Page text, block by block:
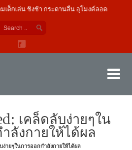
กเล่น ชิงช้า กระดานลื่น อุโมงค์ลอด
เคล็ดลับง่ายๆใน
ลังกายให้ได้ผล
ง่ายๆในการออกกำลังกายให้ได้ผล